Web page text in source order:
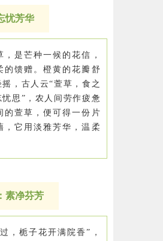
忧芳华
是芒种一候的花信，
的馈赠。橙黄的花瓣舒
，古人云“萱草，食之
思”，农人间劳作疲惫
的萱草，便可得一份片
，它用淡雅芳华，温柔
素净芬芳
，栀子花开满院香”，